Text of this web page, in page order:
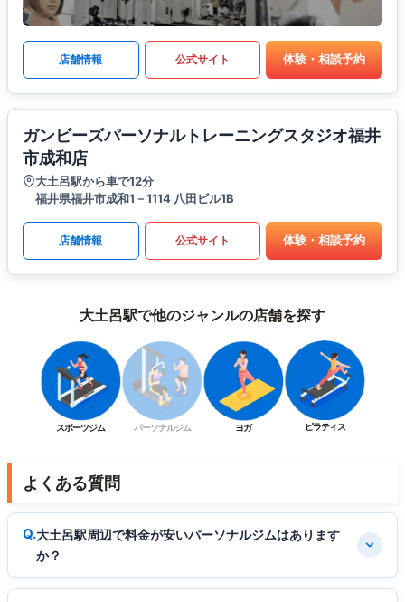
店舗情報 公式サイト 体験・相談予約
ガンビーズパーソナルトレーニングスタジオ福井
市成和店
大土呂駅から車で12分
福井県福井市成和1－1114 八田ビル1B
店舗情報 公式サイト 体験・相談予約
大土呂駅で他のジャンルの店舗を探す
スポーツジム パーソナルジム ヨガ ピラティス
よくある質問
大土呂駅周辺で料金が安いパーソナルジムはあります
か？